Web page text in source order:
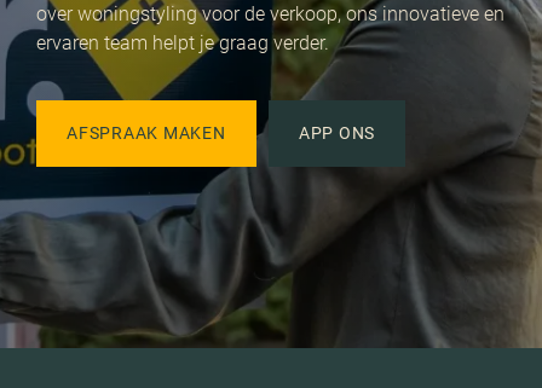
over woningstyling voor de verkoop, ons innovatieve en
ervaren team helpt je graag verder.
AFSPRAAK MAKEN APP ONS